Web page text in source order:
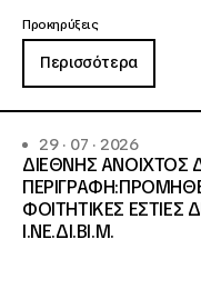
Προκηρύξεις
Περισσότερα
29 · 07 · 2026
ΔΙΕΘΝΗΣ ΑΝΟΙΧΤΟΣ
ΦΟΙΤΗΤΙΚΕΣ ΕΣΤΙΕΣ
Ι.ΝΕ.ΔΙ.ΒΙ.Μ.